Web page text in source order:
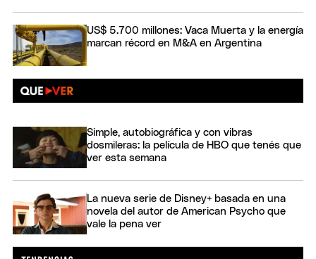
US$ 5.700 millones: Vaca Muerta y la energía
marcan récord en M&A en Argentina
Simple, autobiográfica y con vibras
dosmileras: la película de HBO que tenés que
ver esta semana
La nueva serie de Disney+ basada en una
novela del autor de American Psycho que
vale la pena ver